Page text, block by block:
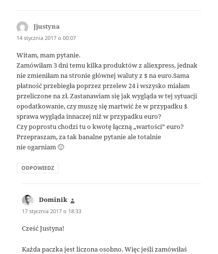
Jjustyna
14 stycznia 2017 o 00:07
Witam, mam pytanie.
Zamówiłam 3 dni temu kilka produktów z aliexpress, jednak
nie zmieniłam na stronie głównej waluty z $ na euro.Sama
płatność przebiegła poprzez przelew 24 i wszysko miałam
przeliczone na zł. Zastanawiam się jak wygląda w tej sytuacji
opodatkowanie, czy muszę się martwić że w przypadku $
sprawa wygląda innaczej niż w przypadku euro?
Czy poprostu chodzi tu o kwotę łączną „wartości” euro?
Przepraszam, za tak banalne pytanie ale totalnie
nie ogarniam 🙂
ODPOWIEDZ
Dominik
17 stycznia 2017 o 18:33
Cześć Justyna!
Każda paczka jest liczona osobno. Więc jeśli zamówiłaś